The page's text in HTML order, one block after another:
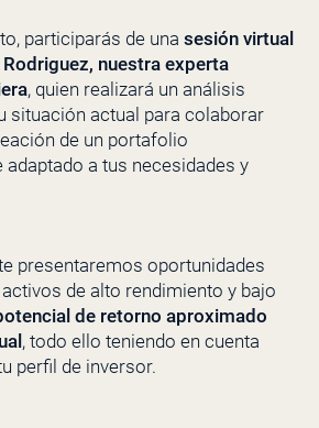
participarás de una sesión virtual
nuestra experta
, quien realizará un análisis
situación actual para colaborar
de un portafolio
a tus necesidades y
presentaremos oportunidades
de alto rendimiento y bajo
de retorno aproximado
, todo ello teniendo en cuenta
perfil de inversor.